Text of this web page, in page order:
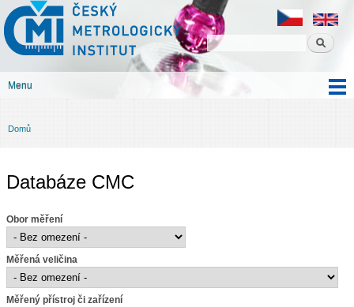
obsahu
Český
metrologický
institut
Menu
Jste zde
Domů
Databáze CMC
Obor měření
Měřená veličina
Měřený přístroj či zařízení